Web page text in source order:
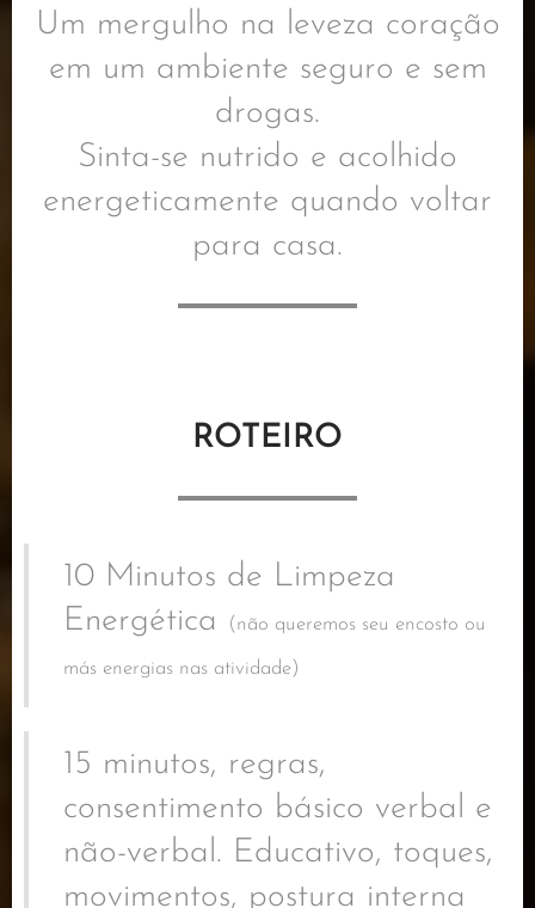
Um mergulho na leveza coração
em um ambiente seguro e sem
drogas.
Sinta-se nutrido e acolhido
energeticamente quando voltar
para casa.
ROTEIRO
10 Minutos de Limpeza
Energética
(não queremos seu encosto ou
más energias nas atividade)
15 minutos, regras,
consentimento básico verbal e
não-verbal. Educativo, toques,
movimentos, postura interna